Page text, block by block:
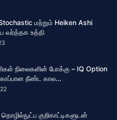
மற்றும் Heiken Ashi
வர்த்தக உத்தி
நிலைகளின் போக்கு – IQ Option
நீண்ட கால...
குறிகாட்டிகளுடன்